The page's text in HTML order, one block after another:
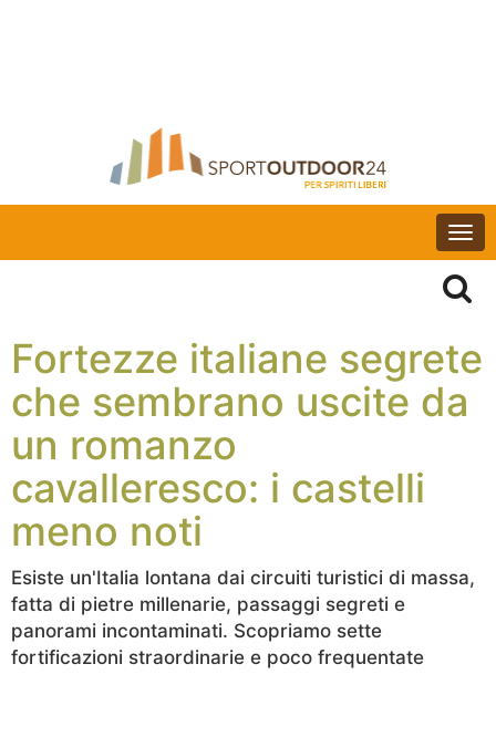
Fortezze italiane segrete
che sembrano uscite da
un romanzo
cavalleresco: i castelli
meno noti
Esiste un'Italia lontana dai circuiti turistici di massa,
fatta di pietre millenarie, passaggi segreti e
panorami incontaminati. Scopriamo sette
fortificazioni straordinarie e poco frequentate